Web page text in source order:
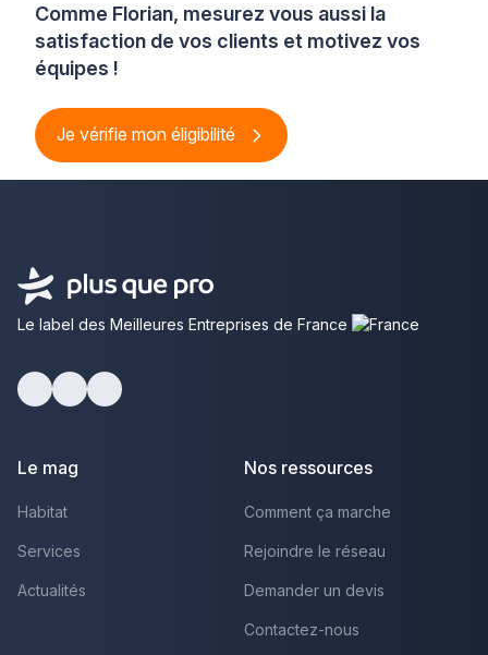
Comme Florian, mesurez vous aussi la
satisfaction de vos clients et motivez vos
équipes !
Je vérifie mon éligibilité
Le label des Meilleures Entreprises de France
Le mag
Habitat
Services
Actualités
Nos ressources
Comment ça marche
Rejoindre le réseau
Demander un devis
Contactez-nous